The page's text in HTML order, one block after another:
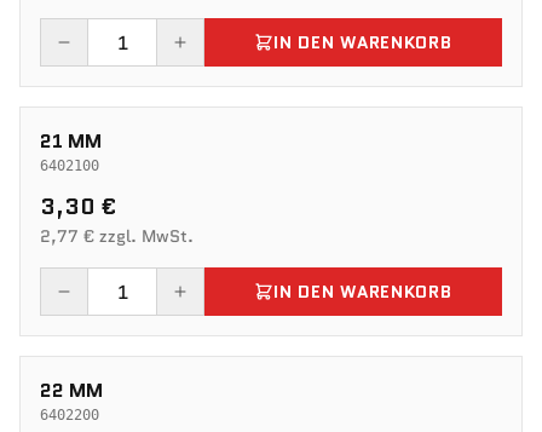
IN DEN WARENKORB
21 MM
6402100
3,30 €
2,77 € zzgl. MwSt.
IN DEN WARENKORB
22 MM
6402200